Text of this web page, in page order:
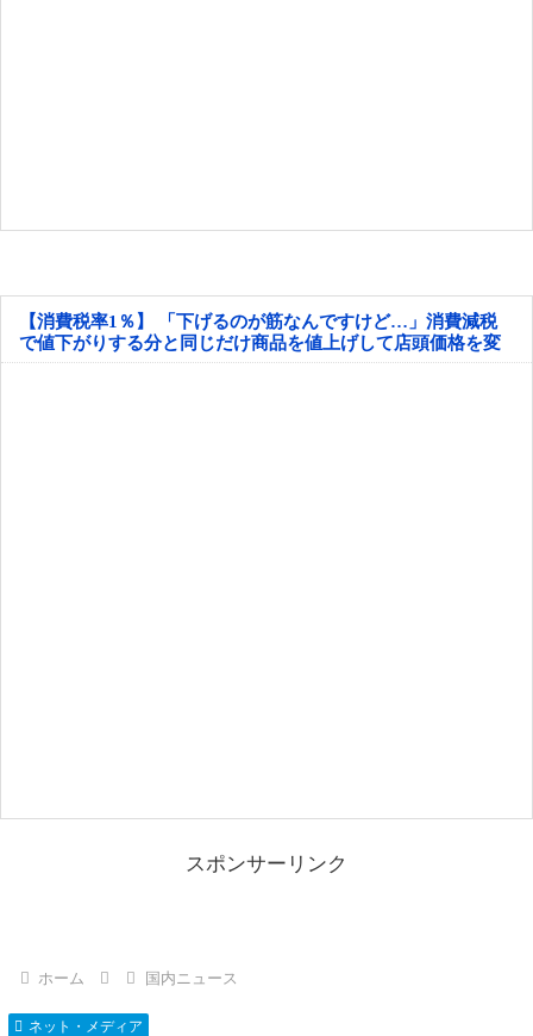
【消費税率1％】 「下げるのが筋なんですけど…」消費減税
で値下がりする分と同じだけ商品を値上げして店頭価格を変
えない店も
スポンサーリンク
ホーム 国内ニュース
ネット・メディア